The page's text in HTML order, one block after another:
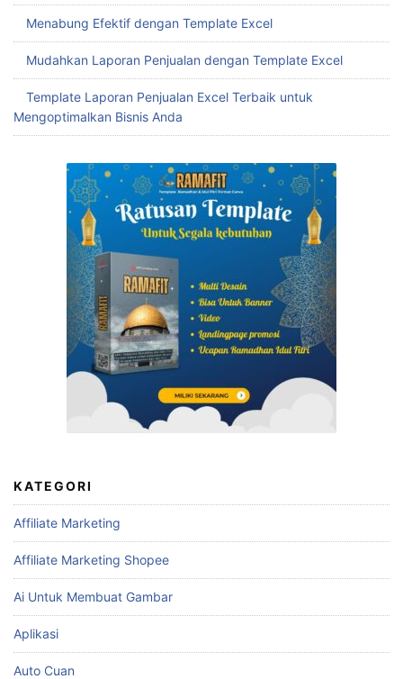
Menabung Efektif dengan Template Excel
Mudahkan Laporan Penjualan dengan Template Excel
Template Laporan Penjualan Excel Terbaik untuk
Mengoptimalkan Bisnis Anda
KATEGORI
Affiliate Marketing
Affiliate Marketing Shopee
Ai Untuk Membuat Gambar
Aplikasi
Auto Cuan